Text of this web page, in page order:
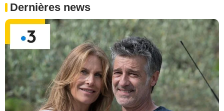
Dernières news